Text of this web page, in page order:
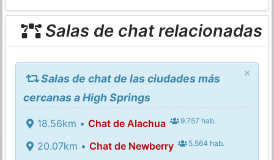
Salas de chat relacionadas
×
Salas de chat de las ciudades más
cercanas a High Springs
18.56km • Chat de Alachua 9.757 hab.
20.07km • Chat de Newberry 5.564 hab.